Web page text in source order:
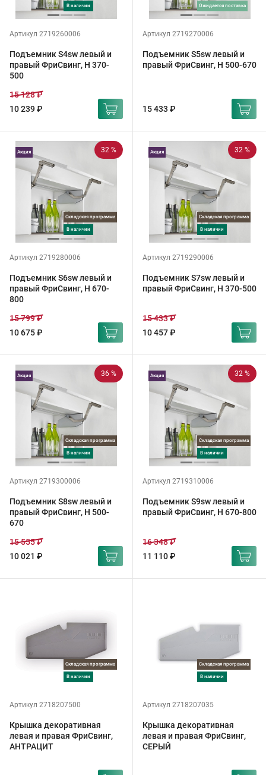
в наличии
Артикул 2719260006
Подъемник S4sw левый и
правый ФриСвинг, H 370-
500
10 239 ₽
15 128 ₽
ожидается поставка
Артикул 2719270006
Подъемник S5sw левый и
правый ФриСвинг, H 500-670
15 433 ₽
32 %
Складская программа
в наличии
Акция
Артикул 2719280006
Подъемник S6sw левый и
правый ФриСвинг, H 670-
800
10 675 ₽
15 799 ₽
32 %
Складская программа
в наличии
Акция
Артикул 2719290006
Подъемник S7sw левый и
правый ФриСвинг, H 370-500
10 457 ₽
15 433 ₽
36 %
Складская программа
в наличии
Акция
Артикул 2719300006
Подъемник S8sw левый и
правый ФриСвинг, H 500-
670
10 021 ₽
15 555 ₽
32 %
Складская программа
в наличии
Акция
Артикул 2719310006
Подъемник S9sw левый и
правый ФриСвинг, H 670-800
11 110 ₽
16 348 ₽
Складская программа
в наличии
Артикул 2718207500
Крышка декоративная
левая и правая ФриСвинг,
АНТРАЦИТ
Складская программа
в наличии
Артикул 2718207035
Крышка декоративная
левая и правая ФриСвинг,
СЕРЫЙ